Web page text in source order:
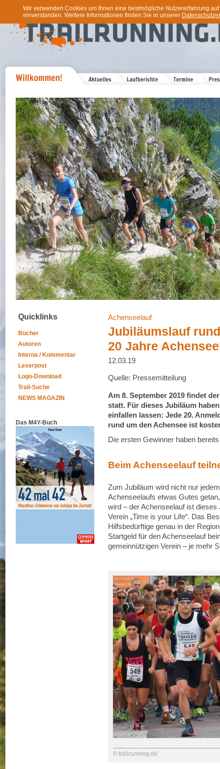
Wir verwenden Cookies um Ihnen eine bestmögliche Nutzererfahrung
einverstanden. Weitere Informationen finden Sie in unserer
Quicklinks
Bücher
Autoren
Interna / Kommentar
Leserpost
Logo-Download
Trail-Suche
NEWS MAGAZIN
Das M4Y-Buch
Achenseelauf
Jubiläumslauf
20 Jahre
12.03.19
Quelle: Pressemitteilung
Am 8. September 2019 findet
statt. Für dieses Jubiläum
einfallen lassen: Jede 20.
rund um den Achensee ist
Die ersten Gewinner haben
Beim Achenseelauf
Zum Jubiläum wird nicht nur
Achenseelaufs etwas Gutes
wird – der Achenseelauf ist
Verein „Time is your Life“. Das
Hilfsbedürftige genau in der
Startgeld für den Achenseelauf
gemeinnützigen Verein – je mehr
© trailrunning.de